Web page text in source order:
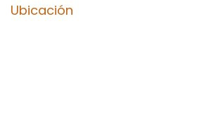
Ubicación